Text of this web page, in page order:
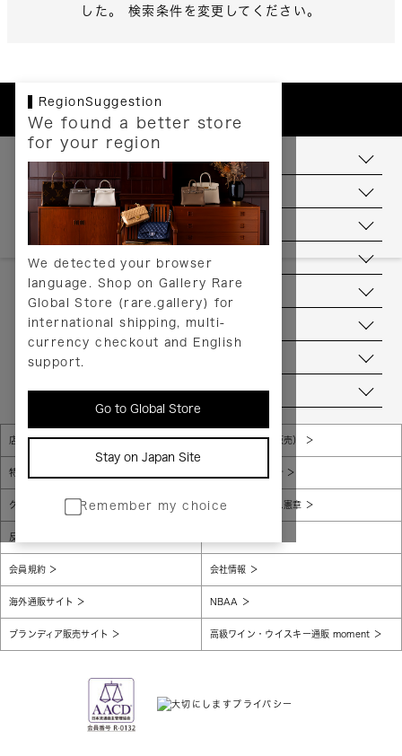
した。 検索条件を変更してください。
RegionSuggestion
We found a better store
for your region
We detected your browser
language. Shop on Gallery Rare
Global Store (rare.gallery) for
international shipping, multi-
currency checkout and English
support.
Go to Global Store
Stay on Japan Site
Remember my choice
お支払いについて
配送について
送料について
返品について
ヘルプ
お問い合わせ
当店について
店舗一覧 販売規約（店頭販売）
特定商取引法に基づく表示 個人情報保護方針
グローバルプライバシーポリシー コンプライアンス憲章
反社会的勢力に対する基本方針
会員規約 会社情報
海外通販サイト NBAA
ブランディア販売サイト 高級ワイン・ウイスキー通販 moment